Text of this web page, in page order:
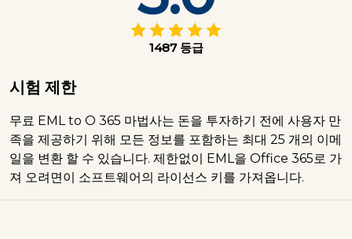
1487 등급
시험 제한
무료 EML to O 365 마법사는 돈을 투자하기 전에 사용자 만
족을 제공하기 위해 모든 정보를 포함하는 최대 25 개의 이메
일을 변환 할 수 있습니다. 제한없이 EML을 Office 365로 가
져 오려면이 소프트웨어의 라이선스 키를 가져옵니다.